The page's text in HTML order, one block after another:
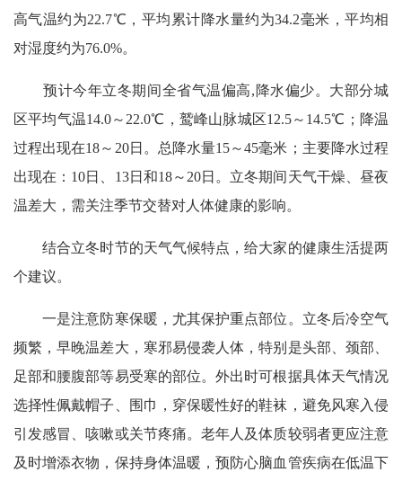
高气温约为22.7℃，平均累计降水量约为34.2毫米，平均相
对湿度约为76.0%。
预计今年立冬期间全省气温偏高,降水偏少。大部分城
区平均气温14.0～22.0℃，鹫峰山脉城区12.5～14.5℃；降温
过程出现在18～20日。总降水量15～45毫米；主要降水过程
出现在：10日、13日和18～20日。立冬期间天气干燥、昼夜
温差大，需关注季节交替对人体健康的影响。
结合立冬时节的天气气候特点，给大家的健康生活提两
个建议。
一是注意防寒保暖，尤其保护重点部位。立冬后冷空气
频繁，早晚温差大，寒邪易侵袭人体，特别是头部、颈部、
足部和腰腹部等易受寒的部位。外出时可根据具体天气情况
选择性佩戴帽子、围巾，穿保暖性好的鞋袜，避免风寒入侵
引发感冒、咳嗽或关节疼痛。老年人及体质较弱者更应注意
及时增添衣物，保持身体温暖，预防心脑血管疾病在低温下